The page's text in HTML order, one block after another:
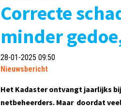
Correcte
minder
28-01-2025 09:50
Nieuwsbericht
Het Kadaster ontvangt jaarlijks
netbeheerders. Maar doordat